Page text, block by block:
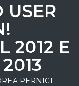
USER
2012 E
PERNICI